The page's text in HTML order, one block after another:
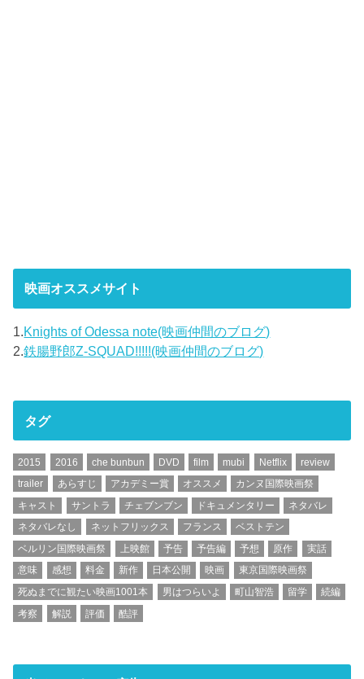
映画オススメサイト
1.Knights of Odessa note(映画仲間のブログ)
2.鉄腸野郎Z-SQUAD!!!!!(映画仲間のブログ)
タグ
2015 2016 che bunbun DVD film mubi Netflix
review
trailer
あらすじ アカデミー賞 オススメ
カンヌ国際映画祭
キャスト
サントラ チェブンブン ドキュメンタリー
ネタバレ
ネタバレなし
ネットフリックス フランス
ベストテン
ベルリン国際映画祭
上映館 予告 予告編 予想 原作
実話
意味
感想 料金 新作 日本公開 映画
東京国際映画祭
死ぬまでに観たい映画1001本
男はつらいよ 町山智浩 留学
続編
考察
解説 評価 酷評